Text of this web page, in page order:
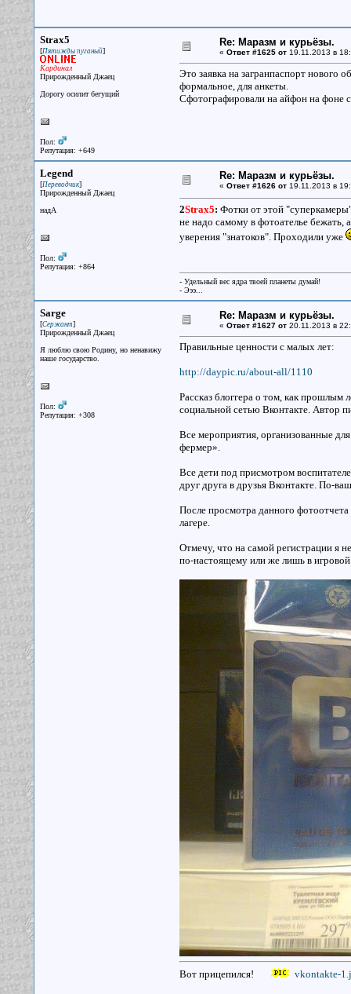
Strax5
[Пятижды пуганый]
Кардинал
Прирожденный Джаец
Дорогу осилит бегущий
Пол:
Репутация: +649
Re: Маразм и курьёзы.
« Ответ #1625 от19.11.2013 в
Это заявка на загранпаспорт нового
формальное, для анкеты.
Сфотографировали на айфон на фоне
Legend
[Переводчик]
Прирожденный Джаец
надА
Пол:
Репутация: +864
Re: Маразм и курьёзы.
« Ответ #1626 от19.11.2013 в
2Strax5: Фотки от этой
не надо самому в фотоателье бежать,
уверения "знатоков". Проходили уже
- Удельный вес ядра твоей планеты думай!
- Эээ...
Sarge
[Сержант]
Прирожденный Джаец
Я люблю свою Родину, но ненавижу
наше государство.
Пол:
Репутация: +308
Re: Маразм и курьёзы.
« Ответ #1627 от20.11.2013 в
Правильные ценности с малых лет:
http://daypic.ru/about-all/1110
Рассказ блоггера о том, как прошлым
социальной сетью Вконтакте. Автор
Все мероприятия, организованные
фермер».
Все дети под присмотром
друг друга в друзья Вконтакте. По-
После просмотра данного
лагере.
Отмечу, что на самой регистрации я
по-настоящему или же лишь в
Вот прицепился! vkontakte-